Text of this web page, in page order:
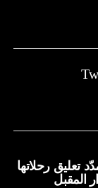
تعليق رحلاتها
المقبل